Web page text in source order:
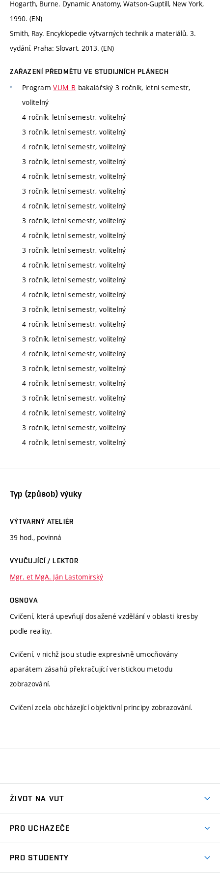
Hogarth, Burne. Dynamic Anatomy, Watson-Guptill, New York,
1990. (EN)
Smith, Ray. Encyklopedie výtvarných technik a materiálů. 3.
vydání, Praha: Slovart, 2013. (EN)
ZAŘAZENÍ PŘEDMĚTU VE STUDIJNÍCH PLÁNECH
ProgramVUM_B bakalářský 3 ročník, letní semestr,
volitelný
4 ročník, letní semestr, volitelný
3 ročník, letní semestr, volitelný
4 ročník, letní semestr, volitelný
3 ročník, letní semestr, volitelný
4 ročník, letní semestr, volitelný
3 ročník, letní semestr, volitelný
4 ročník, letní semestr, volitelný
3 ročník, letní semestr, volitelný
4 ročník, letní semestr, volitelný
3 ročník, letní semestr, volitelný
4 ročník, letní semestr, volitelný
3 ročník, letní semestr, volitelný
4 ročník, letní semestr, volitelný
3 ročník, letní semestr, volitelný
4 ročník, letní semestr, volitelný
3 ročník, letní semestr, volitelný
4 ročník, letní semestr, volitelný
3 ročník, letní semestr, volitelný
4 ročník, letní semestr, volitelný
3 ročník, letní semestr, volitelný
4 ročník, letní semestr, volitelný
3 ročník, letní semestr, volitelný
4 ročník, letní semestr, volitelný
Typ (způsob) výuky
VÝTVARNÝ ATELIÉR
39 hod., povinná
VYUČUJÍCÍ / LEKTOR
Mgr. et MgA. Ján Lastomirský
OSNOVA
Cvičení, která upevňují dosažené vzdělání v oblasti kresby
podle reality.
Cvičení, v nichž jsou studie expresivně umocňovány
aparátem zásahů překračující veristickou metodu
zobrazování.
Cvičení zcela obcházející objektivní principy zobrazování.
ŽIVOT NA VUT
Koleje
PRO UCHAZEČE
PRO STUDENTY